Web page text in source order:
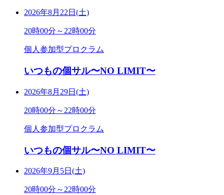
2026年8月22日(土)
20時00分～22時00分
個人参加型プロクラム
いつもの個サル〜NO LIMIT〜
2026年8月29日(土)
20時00分～22時00分
個人参加型プロクラム
いつもの個サル〜NO LIMIT〜
2026年9月5日(土)
20時00分～22時00分